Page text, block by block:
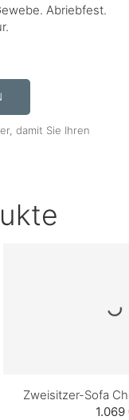
Abriebfest.
damit Sie Ihren
Zweisitzer-Sofa
1.069